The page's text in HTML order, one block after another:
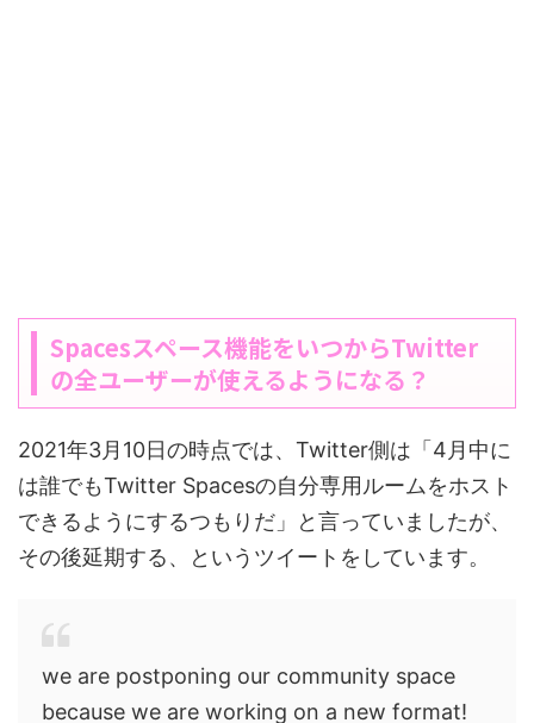
Spacesスペース機能をいつからTwitter
の全ユーザーが使えるようになる？
2021年3月10日の時点では、Twitter側は「4月中に
は誰でもTwitter Spacesの自分専用ルームをホスト
できるようにするつもりだ」と言っていましたが、
その後延期する、というツイートをしています。
we are postponing our community space
because we are working on a new format!